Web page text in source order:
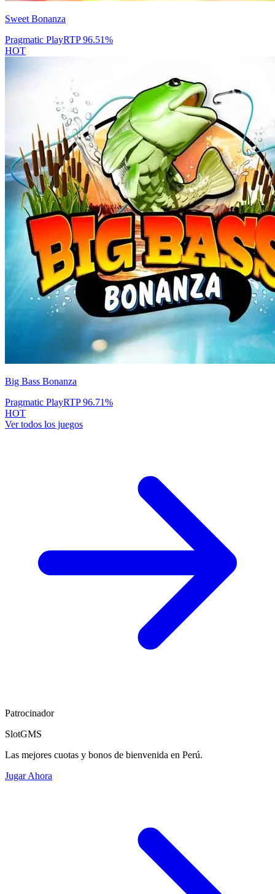
Sweet Bonanza
Pragmatic PlayRTP96.51%
HOT
Big Bass Bonanza
Pragmatic PlayRTP96.71%
HOT
Ver todos los juegos
Patrocinador
SlotGMS
Las mejores cuotas y bonos de bienvenida en Perú.
Jugar Ahora